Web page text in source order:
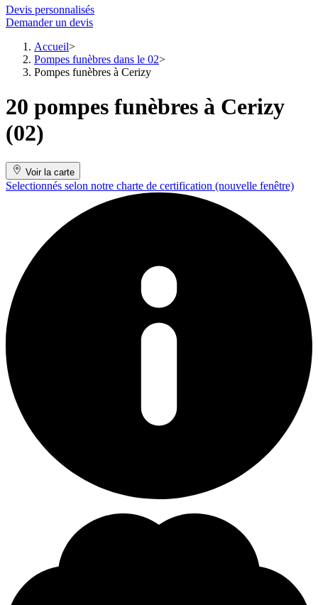
Devis personnalisés
Demander un devis
Accueil
Pompes funèbres dans le 02
Pompes funèbres à Cerizy
20 pompes funèbres à Cerizy
(02)
Voir la carte
Selectionnés selon notre charte de certification (nouvelle fenêtre)